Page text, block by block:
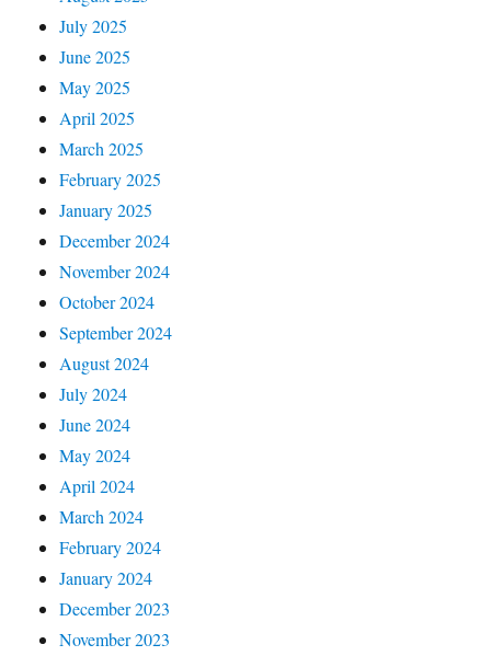
July 2025
June 2025
May 2025
April 2025
March 2025
February 2025
January 2025
December 2024
November 2024
October 2024
September 2024
August 2024
July 2024
June 2024
May 2024
April 2024
March 2024
February 2024
January 2024
December 2023
November 2023